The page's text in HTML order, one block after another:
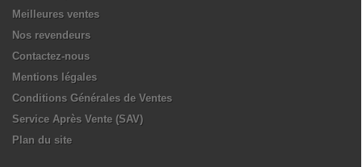
Meilleures ventes
Nos revendeurs
Contactez-nous
Mentions légales
Conditions Générales de Ventes
Service Après Vente (SAV)
Plan du site